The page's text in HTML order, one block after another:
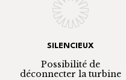
SILENCIEUX
Possibilité de
déconnecter la turbine